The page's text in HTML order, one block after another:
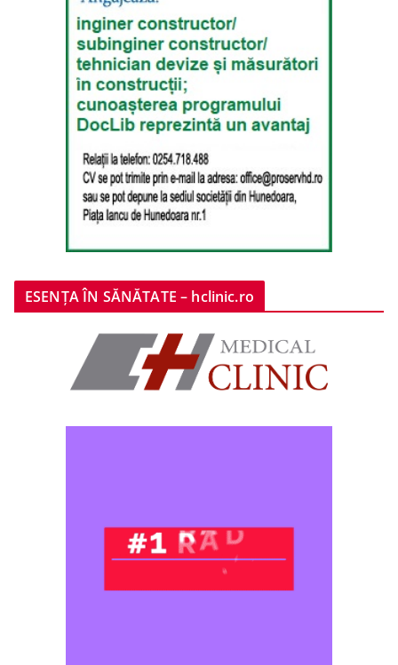
ESENȚA ÎN SĂNĂTATE – hclinic.ro